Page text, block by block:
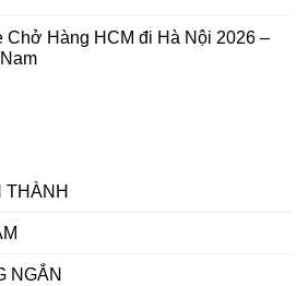
Chở Hàng HCM đi Hà Nội 2026 –
THÀNH
NGẮN